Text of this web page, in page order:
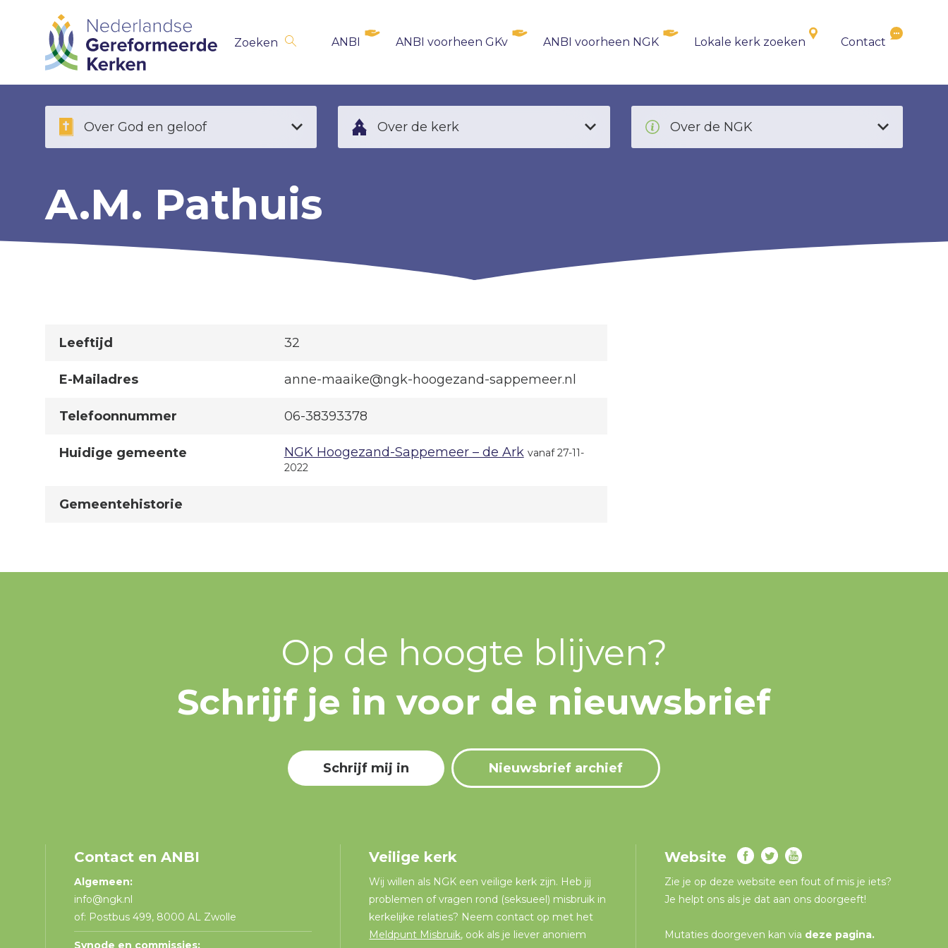
Skip
navigation
Over God en geloof Over de kerk Over de NGK
Zoeken ANBI ANBI voorheen GKv ANBI voorheen NGK Lokale kerk zoeken Contact
A.M. Pathuis
Leeftijd 32
E-Mailadres anne-maaike@ngk-hoogezand-sappemeer.nl
Telefoonnummer 06-38393378
Huidige gemeente NGK Hoogezand-Sappemeer – de Ark vanaf 27-11-
2022
Gemeentehistorie
Op de hoogte blijven?
Schrijf je in voor de nieuwsbrief
Schrijf mij in Nieuwsbrief archief
Contact en ANBI
Algemeen:
info@ngk.nl
of: Postbus 499, 8000 AL Zwolle
Synode en commissies:
Veilige kerk
Wij willen als NGK een veilige kerk zijn. Heb jij
problemen of vragen rond (seksueel) misbruik in
kerkelijke relaties? Neem contact op met het
Meldpunt Misbruik, ook als je liever anoniem
Website
Zie je op deze website een fout of mis je iets?
Je helpt ons als je dat aan ons doorgeeft!
Mutaties doorgeven kan via deze pagina.